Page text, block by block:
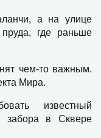
а на улице
где раньше
чем-то важным.
Мира.
известный
забора в Сквере